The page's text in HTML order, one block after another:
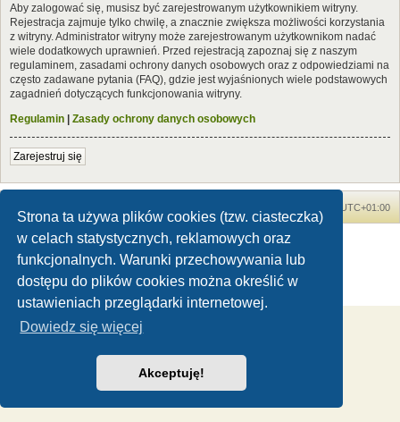
Strona ta używa plików cookies (tzw. ciasteczka)
w celach statystycznych, reklamowych oraz
funkcjonalnych. Warunki przechowywania lub
dostępu do plików cookies można określić w
ustawieniach przeglądarki internetowej.
Dowiedz się więcej
Akceptuję!
Aby zalogować się, musisz być zarejestrowanym użytkownikiem witryny.
Rejestracja zajmuje tylko chwilę, a znacznie zwiększa możliwości korzystania
z witryny. Administrator witryny może zarejestrowanym użytkownikom nadać
wiele dodatkowych uprawnień. Przed rejestracją zapoznaj się z naszym
regulaminem, zasadami ochrony danych osobowych oraz z odpowiedziami na
często zadawane pytania (FAQ), gdzie jest wyjaśnionych wiele podstawowych
zagadnień dotyczących funkcjonowania witryny.
Regulamin | Zasady ochrony danych osobowych
Zarejestruj się
UTC+01:00
Dinozaury.com© 2006-2020
Technologię dostarczaphpBB® Forum Software © phpBB Limited
Zasady ochrony danych osobowych|Regulamin